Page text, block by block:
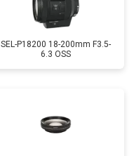
SEL-P18200 18-200mm F3.5-
6.3 OSS